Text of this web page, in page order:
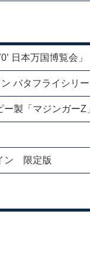
日本万国博覧会」
バタフライシリ
製「マジンガーZ
ン 限定版